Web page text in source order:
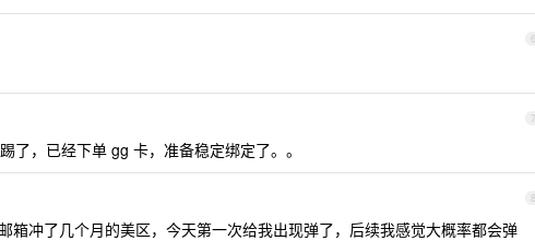
6
7
了，已经下单 gg 卡，准备稳定绑定了。。
8
箱冲了几个月的美区，今天第一次给我出现弹了，后续我感觉大概率都会弹